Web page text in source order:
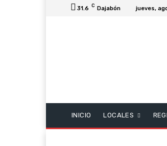
31.6 C Dajabón jueves,
INICIO LOCALES